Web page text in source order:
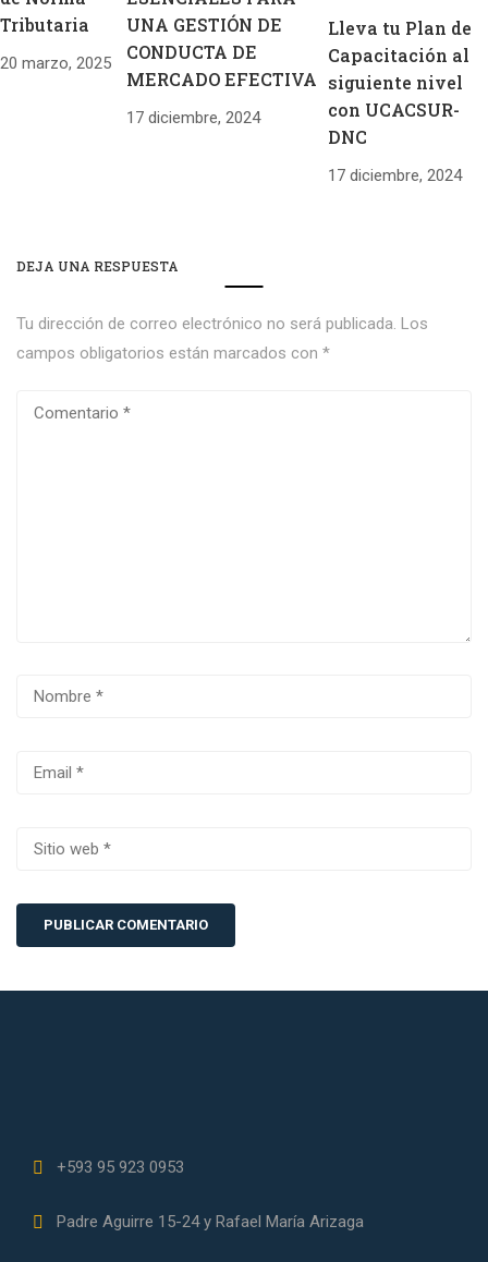
Tributaria
20 marzo, 2025
UNA GESTIÓN DE
CONDUCTA DE
MERCADO EFECTIVA
17 diciembre, 2024
Lleva tu Plan de
Capacitación al
siguiente nivel
con UCACSUR-
DNC
17 diciembre, 2024
DEJA UNA RESPUESTA
Tu dirección de correo electrónico no será publicada. Los
campos obligatorios están marcados con *
+593 95 923 0953
Padre Aguirre 15-24 y Rafael María Arizaga